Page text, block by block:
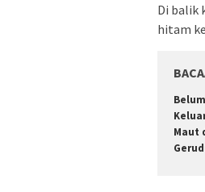
Di balik
hitam
Maut